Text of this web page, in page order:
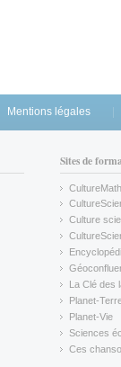
Mentions légales
Sites de
CultureMath
(link is
(link is
Culture
(link is
(link is
(link is
La Clé des
(link is
Planet-
(link is
Planet-Vie
(link is
Sciences
(link is
Ces